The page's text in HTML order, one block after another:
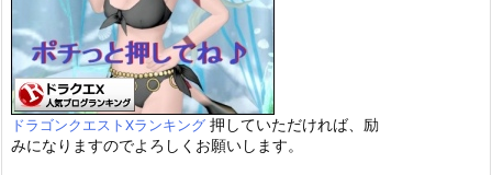
ドラゴンクエストXランキング 押していただければ、励
みになりますのでよろしくお願いします。